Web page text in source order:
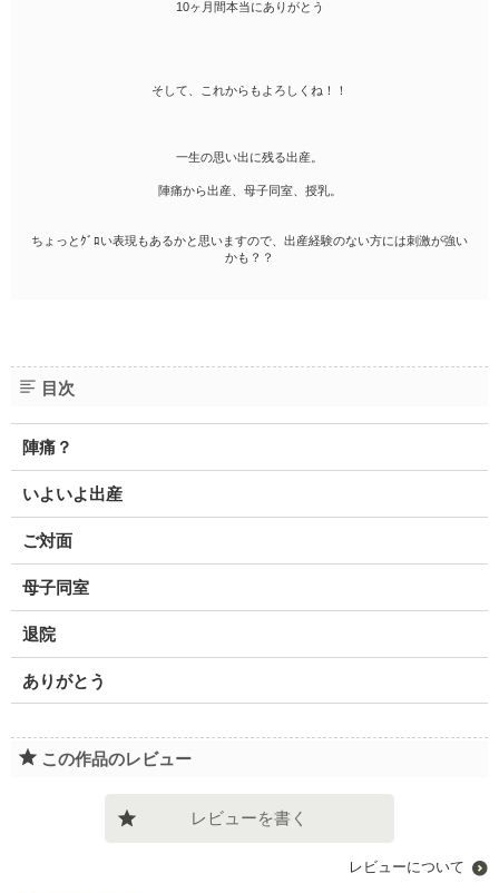
10ヶ月間本当にありがとう
そして、これからもよろしくね！！
一生の思い出に残る出産。
陣痛から出産、母子同室、授乳。
ちょっとｸﾞﾛい表現もあるかと思いますので、出産経験のない方には刺激が強い
かも？？
目次
陣痛？
いよいよ出産
ご対面
母子同室
退院
ありがとう
この作品のレビュー
レビューを書く
レビューについて